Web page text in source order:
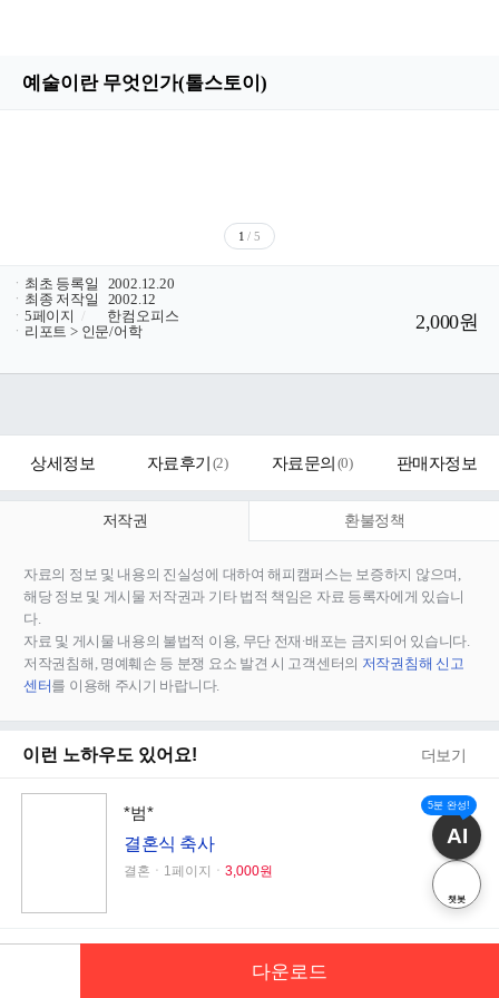
예술이란 무엇인가(톨스토이)
1 / 5
ㆍ 최초 등록일
2002.12.20
ㆍ 최종 저작일
2002.12
ㆍ 5페이지 /
한컴오피스
ㆍ 리포트 > 인문/어학 2,000원
상세정보 자료후기 (2) 자료문의 (0) 판매자정보
저작권 환불정책
자료의 정보 및 내용의 진실성에 대하여 해피캠퍼스는 보증하지 않으며,
해당 정보 및 게시물 저작권과 기타 법적 책임은 자료 등록자에게 있습니
다.
자료 및 게시물 내용의 불법적 이용, 무단 전재∙배포는 금지되어 있습니다.
저작권침해, 명예훼손 등 분쟁 요소 발견 시 고객센터의 저작권침해 신고
센터를 이용해 주시기 바랍니다.
이런 노하우도 있어요! 더보기
*범*
결혼식 축사
결혼ㆍ1페이지ㆍ 3,000원
다운로드
5분 완성!
AI
챗봇